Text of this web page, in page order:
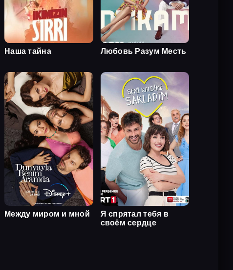
Наша тайна Любовь Разум Месть
Между миром и мной
Я спрятал тебя в
своём сердце